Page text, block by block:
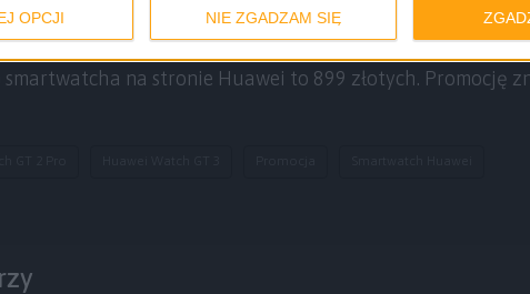
OPCJI NIE ZGADZAM SIĘ
z czarnym, silikonowym paskiem, ale trzeba do niej
na stronie Huawei to 899 złotych. Promocję